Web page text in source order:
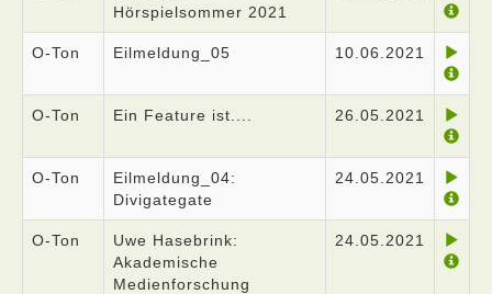
Hörspielsommer 2021
O-Ton Eilmeldung_05 10.06.2021
O-Ton Ein Feature ist.... 26.05.2021
O-Ton
Eilmeldung_04:
Divigategate
24.05.2021
O-Ton
Uwe Hasebrink:
Akademische
Medienforschung
24.05.2021